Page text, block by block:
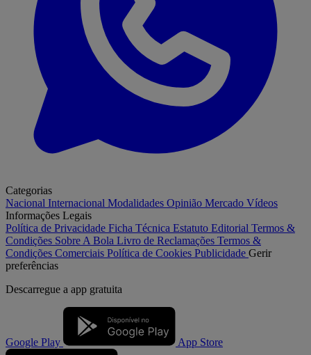
Categorias
Nacional Internacional Modalidades Opinião Mercado Vídeos
Informações Legais
Política de Privacidade Ficha Técnica Estatuto Editorial Termos &
Condições Sobre A Bola Livro de Reclamações Termos &
Condições Comerciais Política de Cookies Publicidade Gerir
preferências
Descarregue a app gratuita
Google Play App Store